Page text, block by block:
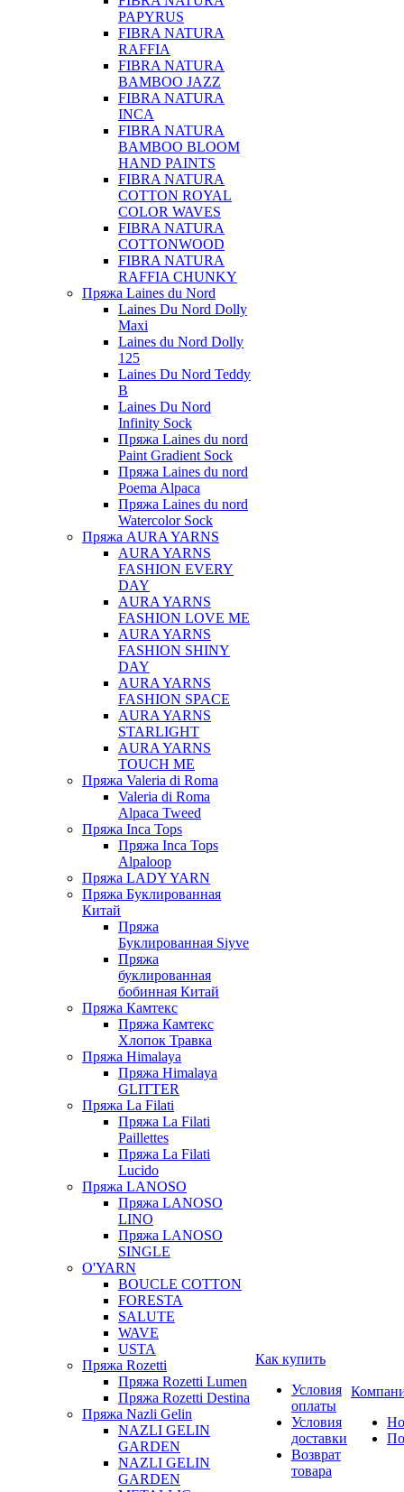
PAPYRUS
FIBRA NATURA
RAFFIA
FIBRA NATURA
BAMBOO JAZZ
FIBRA NATURA
INCA
FIBRA NATURA
BAMBOO BLOOM
HAND PAINTS
FIBRA NATURA
COTTON ROYAL
COLOR WAVES
FIBRA NATURA
COTTONWOOD
FIBRA NATURA
RAFFIA CHUNKY
Пряжа Laines du Nord
Laines Du Nord Dolly
Maxi
Laines du Nord Dolly
125
Laines Du Nord Teddy
B
Laines Du Nord
Infinity Sock
Пряжа Laines du nord
Paint Gradient Sock
Пряжа Laines du nord
Poema Alpaca
Пряжа Laines du nord
Watercolor Sock
Пряжа AURA YARNS
AURA YARNS
FASHION EVERY
DAY
AURA YARNS
FASHION LOVE ME
AURA YARNS
FASHION SHINY
DAY
AURA YARNS
FASHION SPACE
AURA YARNS
STARLIGHT
AURA YARNS
TOUCH ME
Пряжа Valeria di Roma
Valeria di Roma
Alpaca Tweed
Пряжа Inca Tops
Пряжа Inca Tops
Alpaloop
Пряжа LADY YARN
Пряжа Буклированная
Китай
Пряжа
Буклированная Siyve
Пряжа
буклированная
бобинная Китай
Пряжа Камтекс
Пряжа Камтекс
Хлопок Травка
Пряжа Himalaya
Пряжа Himalaya
GLITTER
Пряжа La Filati
Пряжа La Filati
Paillettes
Пряжа La Filati
Lucido
Пряжа LANOSO
Пряжа LANOSO
LINO
Пряжа LANOSO
SINGLE
O'YARN
BOUCLE COTTON
FORESTA
SALUTE
WAVE
USTA
Пряжа Rozetti
Пряжа Rozetti Lumen
Пряжа Rozetti Destina
Пряжа Nazli Gelin
NAZLI GELIN
GARDEN
NAZLI GELIN
GARDEN
Как купить
Условия
оплаты
Условия
доставки
Возврат
товара